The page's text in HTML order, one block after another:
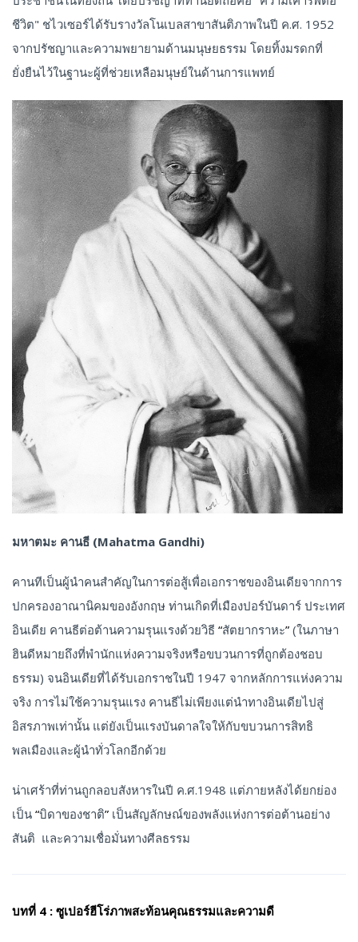
ชีวิต" ชไวเซอร์ได้รับรางวัลโนเบลสาขาสันติภาพในปี ค.ศ. 1952
จากปรัชญาและความพยายามด้านมนุษยธรรม โดยทิ้งมรดกที่
ยั่งยืนไว้ในฐานะผู้ที่ช่วยเหลือมนุษย์ในด้านการแพทย์
มหาตมะ คานธี (Mahatma Gandhi)
คานทีเป็นผู้นำคนสำคัญในการต่อสู้เพื่อเอกราชของอินเดียจากการ
ปกครองอาณานิคมของอังกฤษ ท่านเกิดที่เมืองปอร์บันดาร์ ประเทศ
อินเดีย คานธีต่อต้านความรุนแรงด้วยวิธี “สัตยากราหะ” (ในภาษา
ฮินดีหมายถึงที่พำนักแห่งความจริงหรือขบวนการที่ถูกต้องชอบ
ธรรม) จนอินเดียที่ได้รับเอกราชในปี 1947 จากหลักการแห่งความ
จริง การไม่ใช้ความรุนแรง คานธีไม่เพียงแต่นำทางอินเดียไปสู่
อิสรภาพเท่านั้น แต่ยังเป็นแรงบันดาลใจให้กับขบวนการสิทธิ
พลเมืองและผู้นำทั่วโลกอีกด้วย
น่าเศร้าที่ท่านถูกลอบสังหารในปี ค.ศ.1948 แต่ภายหลังได้ยกย่อง
เป็น “บิดาของชาติ” เป็นสัญลักษณ์ของพลังแห่งการต่อต้านอย่าง
สันติ และความเชื่อมั่นทางศีลธรรม
บทที่ 4 : ซูเปอร์ฮีโร่ภาพสะท้อนคุณธรรมและความดี